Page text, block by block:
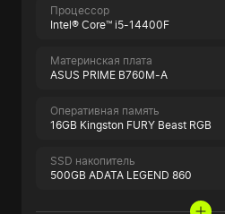
Процессор
Intel® Core™ i5-14400F
Материнская плата
ASUS PRIME B760M-A
Оперативная память
16GB Kingston FURY Beast RGB
SSD накопитель
500GB ADATA LEGEND 860